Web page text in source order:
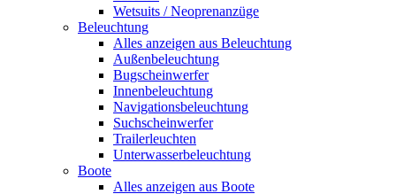
Wetsuits / Neoprenanzüge
Beleuchtung
Alles anzeigen aus Beleuchtung
Außenbeleuchtung
Bugscheinwerfer
Innenbeleuchtung
Navigationsbeleuchtung
Suchscheinwerfer
Trailerleuchten
Unterwasserbeleuchtung
Boote
Alles anzeigen aus Boote